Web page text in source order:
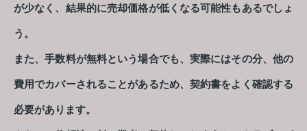
が少なく、結果的に売却価格が低くなる可能性もあるでしょ
う。
また、手数料が無料という場合でも、実際にはその分、他の
費用でカバーされることがあるため、契約書をよく確認する
必要があります。